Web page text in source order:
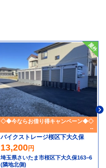
◇◆今ならお借り得キャンペーン◆◇
バイクストレージ桜区下大久保
13,200円
埼玉県さいたま市桜区下大久保163−6
(隣地北側)